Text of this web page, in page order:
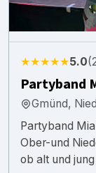
★★★★★5.0
Partyband
Gmünd,
Partyband
Ober-und
ob alt und